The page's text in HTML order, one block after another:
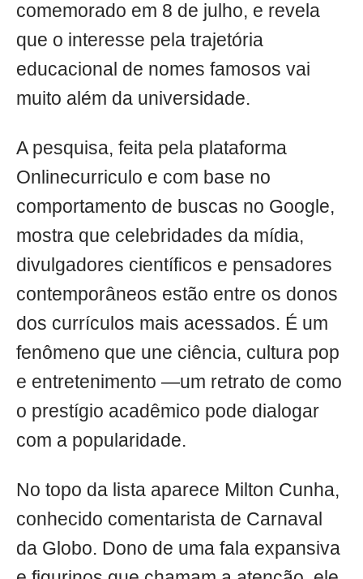
comemorado em 8 de julho, e revela
que o interesse pela trajetória
educacional de nomes famosos vai
muito além da universidade.
A pesquisa, feita pela plataforma
Onlinecurriculo e com base no
comportamento de buscas no Google,
mostra que celebridades da mídia,
divulgadores científicos e pensadores
contemporâneos estão entre os donos
dos currículos mais acessados. É um
fenômeno que une ciência, cultura pop
e entretenimento —um retrato de como
o prestígio acadêmico pode dialogar
com a popularidade.
No topo da lista aparece Milton Cunha,
conhecido comentarista de Carnaval
da Globo. Dono de uma fala expansiva